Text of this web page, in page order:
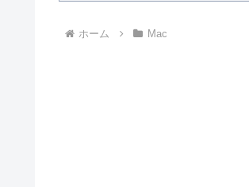
ホーム Mac